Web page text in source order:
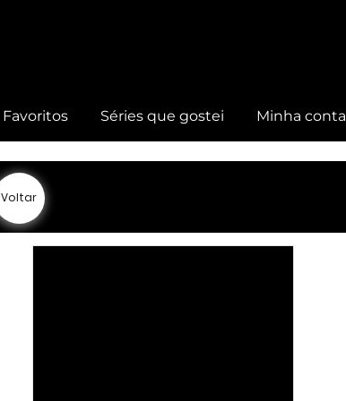
Favoritos Séries que gostei Minha conta
Voltar